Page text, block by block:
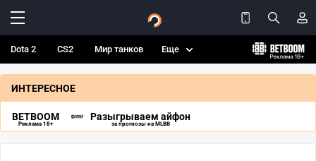
Dota 2 CS2 Мир танков Еще
ИНТЕРЕСНОЕ
BETBOOM
Реклама 18+
Разыгрываем айфон
за прогнозы на MLBB